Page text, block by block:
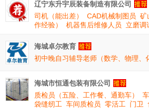
辽宁东升宇辰装备制造有限公司
司机（能出差）
CAD机械制图员 矿
作经验）
机器售后维修人员 立磨调
海城卓尔教育
初中晚自习辅导老师（数学、物理、
海城市恒通包装有限公司
质检员（五险、工作餐、通勤车）
袋缝纫工 车间质检员 零活工 门卫